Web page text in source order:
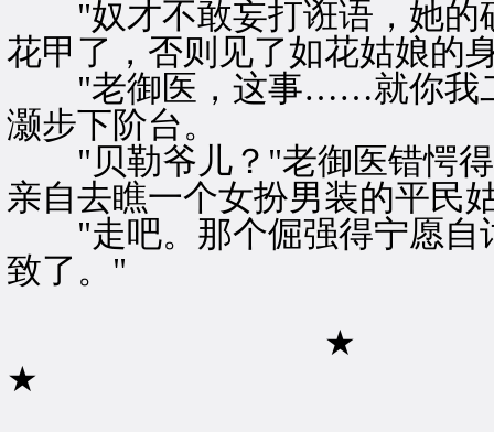
"奴才不敢妄打诳语，她的
花甲了，否则见了如花姑娘的
"老御医，这事……就你我二
灏步下阶台。
"贝勒爷儿？"老御医错愕得
亲自去瞧一个女扮男装的平民
"走吧。那个倔强得宁愿自
致了。"
★
★